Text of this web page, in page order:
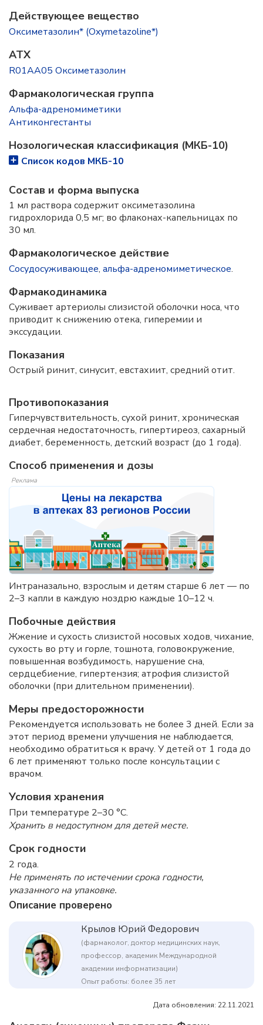
Действующее вещество
Оксиметазолин* (Oxymetazoline*)
ATX
R01AA05 Оксиметазолин
Фармакологическая группа
Альфа-адреномиметики
Антиконгестанты
Нозологическая классификация (МКБ-10)
Список кодов МКБ-10
Состав и форма выпускa
1 мл раствора содержит оксиметазолина
гидрохлорида 0,5 мг; во флаконах-капельницах по
30 мл.
Фармакологическое действие
Сосудосуживающее, альфа-адреномиметическое.
Фармакодинамика
Суживает артериолы слизистой оболочки носа, что
приводит к снижению отека, гиперемии и
экссудации.
Показания
Острый ринит, синусит, евстахиит, средний отит.
Противопоказания
Гиперчувствительность, сухой ринит, хроническая
сердечная недостаточность, гипертиреоз, сахарный
диабет, беременность, детский возраст (до 1 года).
Способ применения и дозы
Реклама
Интраназально, взрослым и детям старше 6 лет — по
2–3 капли в каждую ноздрю каждые 10–12 ч.
Побочные действия
Жжение и сухость слизистой носовых ходов, чихание,
сухость во рту и горле, тошнота, головокружение,
повышенная возбудимость, нарушение сна,
сердцебиение, гипертензия; атрофия слизистой
оболочки (при длительном применении).
Меры предосторожности
Рекомендуется использовать не более 3 дней. Если за
этот период времени улучшения не наблюдается,
необходимо обратиться к врачу. У детей от 1 года до
6 лет применяют только после консультации с
врачом.
Условия хранения
При температуре 2–30 °C.
Хранить в недоступном для детей месте.
Срок годности
2 года.
Не применять по истечении срока годности,
указанного на упаковке.
Описание проверено
Крылов Юрий Федорович
(фармаколог, доктор медицинских наук,
профессор, академик Международной
академии информатизации)
Опыт работы: более 35 лет
Дата обновления: 22.11.2021